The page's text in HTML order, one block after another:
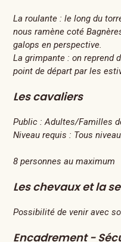
La roulante : le long du
nous ramène coté
galops en perspective.
La grimpante : on reprend
point de départ par les
Les cavaliers
Public : Adultes/Familles
Niveau requis : Tous
8 personnes au maximum
Les chevaux et la
Possibilité de venir avec
Encadrement -